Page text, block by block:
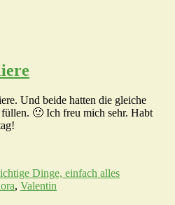
Und beide hatten die gleiche
🙂 Ich freu mich sehr. Habt
Dinge, einfach alles
, Valentin